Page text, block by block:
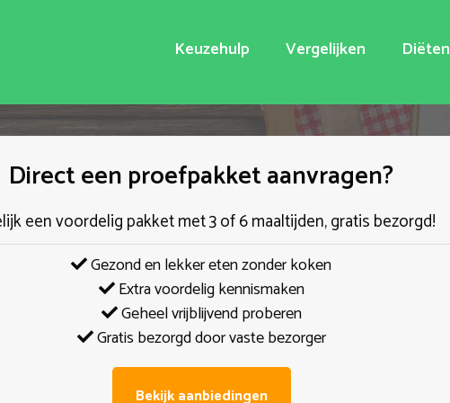
Keuzehulp Vergelijken Diëten
Direct een proefpakket aanvragen?
een voordelig pakket met 3 of 6 maaltijden, gratis bezorgd!
Gezond en lekker eten zonder koken
Extra voordelig kennismaken
Geheel vrijblijvend proberen
Gratis bezorgd door vaste bezorger
Bekijk aanbiedingen